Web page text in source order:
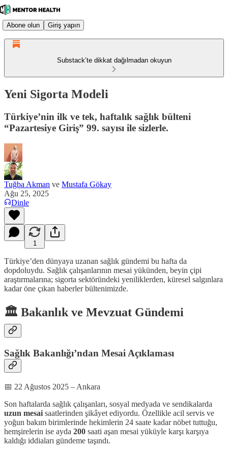
Abone olun Giriş yapın
Substack’te dikkat dağılmadan okuyun
Yeni Sigorta Modeli
Türkiye’nin ilk ve tek, haftalık sağlık bülteni
“Pazartesiye Giriş” 99. sayısı ile sizlerle.
Tuğba Akman ve Mustafa Gökay
Ağu 25, 2025
Dinle
1
Türkiye’den dünyaya uzanan sağlık gündemi bu hafta da
dopdoluydu. Sağlık çalışanlarının mesai yükünden, beyin çipi
araştırmalarına; sigorta sektöründeki yeniliklerden, küresel salgınlara
kadar öne çıkan haberler bültenimizde.
🏛 Bakanlık ve Mevzuat Gündemi
Sağlık Bakanlığı’ndan Mesai Açıklaması
📅 22 Ağustos 2025 – Ankara
Son haftalarda sağlık çalışanları, sosyal medyada ve sendikalarda
uzun mesai saatlerinden şikâyet ediyordu. Özellikle acil servis ve
yoğun bakım birimlerinde hekimlerin 24 saate kadar nöbet tuttuğu,
hemşirelerin ise ayda 200 saati aşan mesai yüküyle karşı karşıya
kaldığı iddiaları gündeme taşındı.